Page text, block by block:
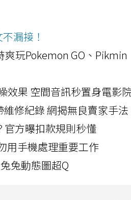
漏接！
爽玩Pokemon GO、Pikmin
效果 空間音訊秒置身電影
修紀錄 網揭無良賣家手法
官方曝扣款規則秒懂
用手機處理重要工作
兔動態圖超Q